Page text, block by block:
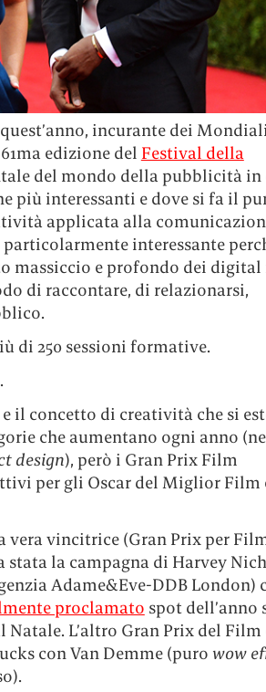
incurante dei
edizione del Festival della
del mondo della pubblicità in
più interessanti e dove si fa il
applicata alla
interessante
massiccio e profondo dei digital
di raccontare, di relazionarsi,
di 250 sessioni formative.
il concetto di creatività che si
che aumentano ogni anno
design), però i Gran Prix Film
per gli Oscar del Miglior Film
vera vincitrice (Gran Prix per
stata la campagna di Harvey
Adame&Eve-DDB London)
proclamato spot dell’anno
Natale. L’altro Gran Prix del Film
con Van Demme (puro wow